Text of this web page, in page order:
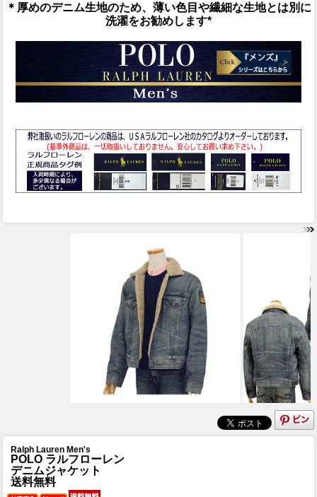
＊厚めのデニム生地のため、薄い色目や繊細な生地とは別に
洗濯をお勧めします*
Ralph Lauren Men's
POLO ラルフローレン
デニムジャケット
送料無料